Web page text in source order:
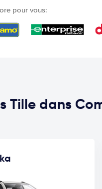
pour vous:
Tille dans